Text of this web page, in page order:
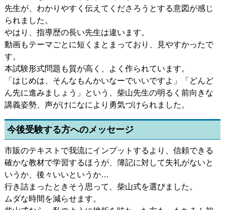
先生が、わかりやすく伝えてくださろうとする意図が感じ
られました。
やはり、指導歴の長い先生は違います。
動画もテーマごとに短くまとまっており、見やすかったで
す。
本試験形式問題も質が高く、よく作られています。
「はじめは、そんなもんかいなーでいいですよ」「どんど
ん先に進みましょう」という、柴山先生の明るく前向きな
講義姿勢、声がけになにより勇気づけられました。
今後受験する方へのメッセージ
市販のテキストで我流にインプットするより、信頼できる
確かな教材で学習するほうが、簿記に対して失礼がないと
いうか、後々いいというか…
行き詰まったときそう思って、柴山式を選びました。
ムダな時間を減らせます。